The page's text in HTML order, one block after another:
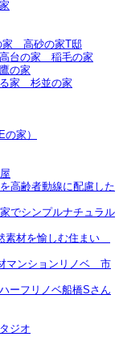
＿高砂の家T邸
台の家＿稲毛の家
の家
家＿杉並の家
家）
高齢者動線に配慮した
でシンプルナチュラル
材を愉しむ住まい＿
マンションリノベ＿市
ーフリノベ船橋Sさん
ジオ